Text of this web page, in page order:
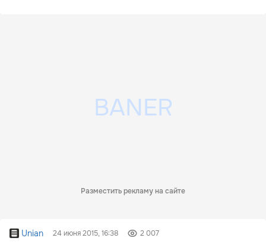
Разместить рекламу на сайте
Unian 24 июня 2015, 16:38 2 007